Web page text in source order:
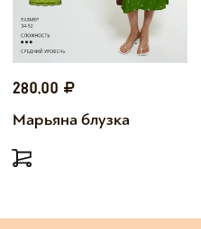
280,00
Марьяна блузка